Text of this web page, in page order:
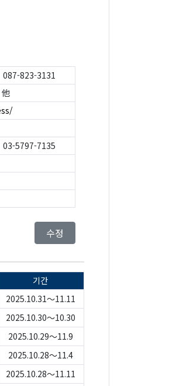
087-823-3131
03-5797-7135
수정
기간
2025.10.31～11.11
2025.10.30～10.30
2025.10.29～11.9
2025.10.28～11.4
2025.10.28～11.11